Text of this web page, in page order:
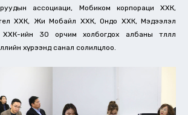
ассоциаци, Мобиком корпораци ХХК,
ХХК, Жи Мобайл ХХК, Ондо ХХК, Мэдээлэл
ийн 30 орчим холбогдох албаны төлөөлөл
хүрээнд санал солилцлоо.